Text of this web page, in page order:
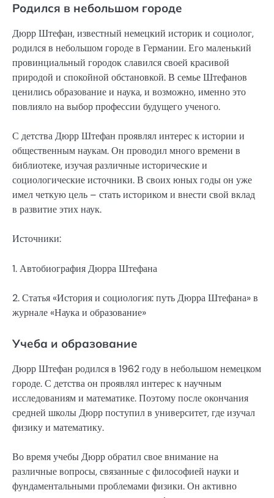
Родился в небольшом городе
Дюрр Штефан, известный немецкий историк и социолог,
родился в небольшом городе в Германии. Его маленький
провинциальный городок славился своей красивой
природой и спокойной обстановкой. В семье Штефанов
ценились образование и наука, и возможно, именно это
повлияло на выбор профессии будущего ученого.
С детства Дюрр Штефан проявлял интерес к истории и
общественным наукам. Он проводил много времени в
библиотеке, изучая различные исторические и
социологические источники. В своих юных годы он уже
имел четкую цель – стать историком и внести свой вклад
в развитие этих наук.
Источники:
1. Автобиография Дюрра Штефана
2. Статья «История и социология: путь Дюрра Штефана» в
журнале «Наука и образование»
Учеба и образование
Дюрр Штефан родился в 1962 году в небольшом немецком
городе. С детства он проявлял интерес к научным
исследованиям и математике. Поэтому после окончания
средней школы Дюрр поступил в университет, где изучал
физику и математику.
Во время учебы Дюрр обратил свое внимание на
различные вопросы, связанные с философией науки и
фундаментальными проблемами физики. Он активно